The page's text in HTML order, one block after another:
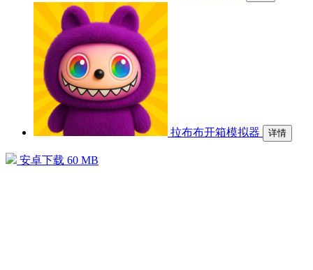
拉布布开箱模拟器 详情
安卓下载 60 MB